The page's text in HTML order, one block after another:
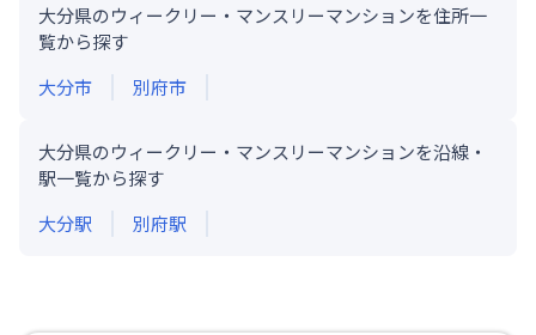
大分県のウィークリー・マンスリーマンションを住所一
覧から探す
大分市
別府市
大分県のウィークリー・マンスリーマンションを沿線・
駅一覧から探す
大分駅 別府駅